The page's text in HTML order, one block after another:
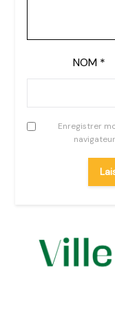
NOM *
Enregistrer